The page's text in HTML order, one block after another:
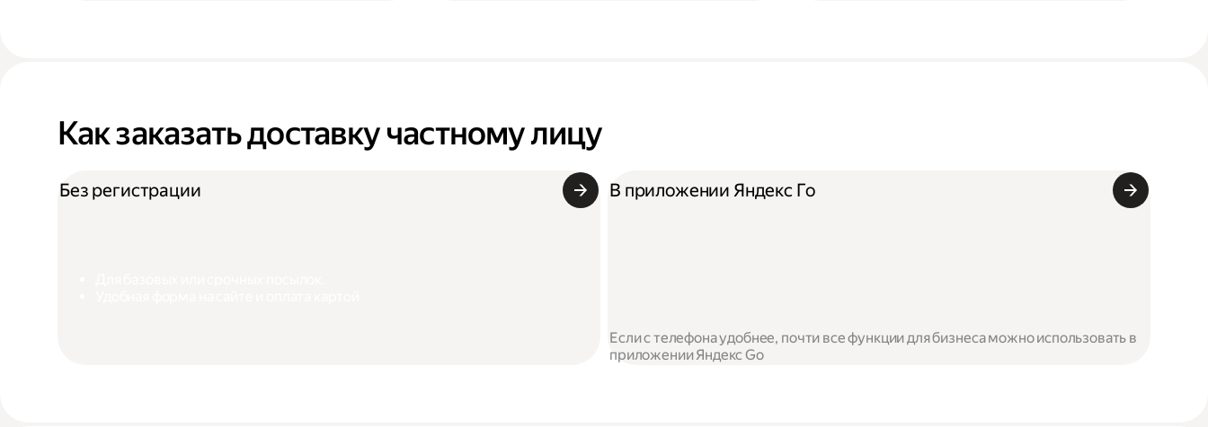
Как заказать доставку частному лицу
Без регистрации В приложении Яндекс Го
Если с телефона удобнее, почти все функции для бизнеса можно использовать в
приложении Яндекс Go